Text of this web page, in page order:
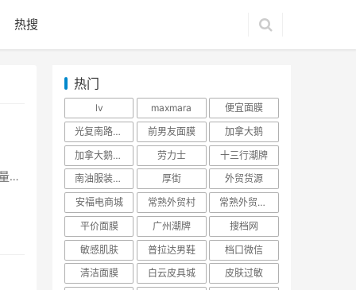
热搜
。
热门
lv maxmara
便宜面膜
光复南路潮牌
前男友面膜
加拿大鹅
加拿大鹅羽绒服
劳力士
十三行潮牌
南油服装批发市场
厚街
外贸货源
安福电商城
常熟外贸村
常熟外贸村货源
平价面膜
广州潮牌
搜档网
敏感肌肤
普拉达男鞋
档口微信
清洁面膜
白云皮具城
皮肤过敏